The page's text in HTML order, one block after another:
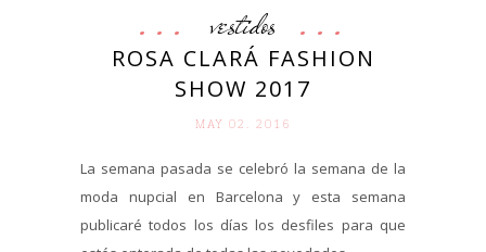
vestidos
ROSA CLARÁ FASHION
SHOW 2017
MAY 02. 2016
La semana pasada se celebró la semana de la
moda nupcial en Barcelona y esta semana
publicaré todos los días los desfiles para que